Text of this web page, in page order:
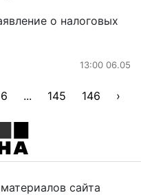
о налоговых
13:00 06.05
... 145 146 ›
сайта